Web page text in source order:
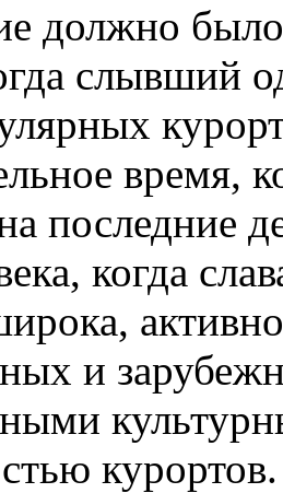
должно
слывший
время,
последние
когда
и
курортов.